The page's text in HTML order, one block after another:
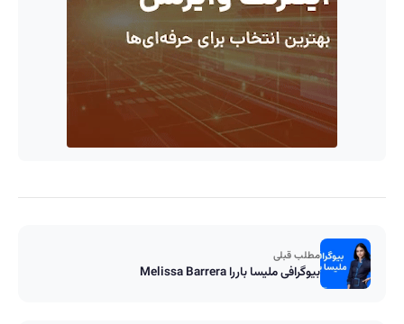
مطلب قبلی
بیوگرافی ملیسا باررا Melissa Barrera